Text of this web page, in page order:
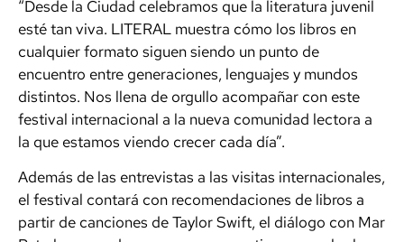
“Desde la Ciudad celebramos que la literatura juvenil
esté tan viva. LITERAL muestra cómo los libros en
cualquier formato siguen siendo un punto de
encuentro entre generaciones, lenguajes y mundos
distintos. Nos llena de orgullo acompañar con este
festival internacional a la nueva comunidad lectora a
la que estamos viendo crecer cada día”.
Además de las entrevistas a las visitas internacionales,
el festival contará con recomendaciones de libros a
partir de canciones de Taylor Swift, el diálogo con Mar